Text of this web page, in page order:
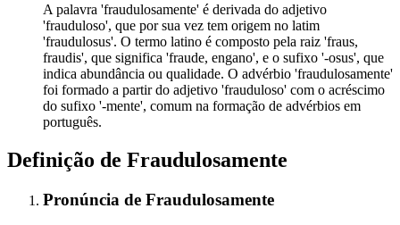
A palavra 'fraudulosamente' é derivada do adjetivo
'frauduloso', que por sua vez tem origem no latim
'fraudulosus'. O termo latino é composto pela raiz 'fraus,
fraudis', que significa 'fraude, engano', e o sufixo '-osus', que
indica abundância ou qualidade. O advérbio 'fraudulosamente'
foi formado a partir do adjetivo 'frauduloso' com o acréscimo
do sufixo '-mente', comum na formação de advérbios em
português.
Definição de Fraudulosamente
Pronúncia de Fraudulosamente